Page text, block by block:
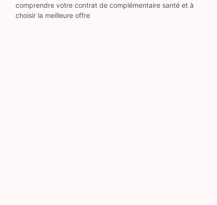
comprendre votre contrat de complémentaire santé et à
choisir la meilleure offre